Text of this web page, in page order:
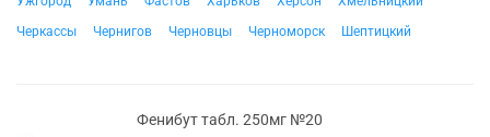
Черкассы
Чернигов Черновцы Черноморск Шептицкий
Фенибут табл. 250мг №20